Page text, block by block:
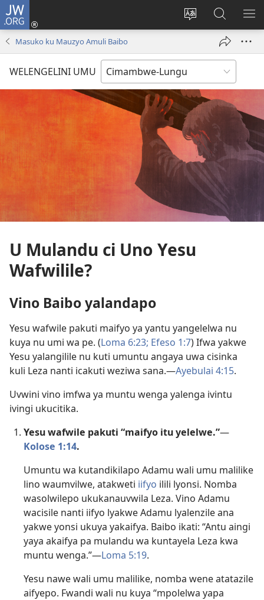
JW.ORG
Soololini
Ingilini
(opens
Londini
Ivyeo
pa
JW.ORG
Masuko ku Mauzyo Amuli Baibo
WELENGELINI UMU
U Mulandu ci Uno Yesu
Wafwilile?
Vino Baibo yalandapo
Yesu wafwile pakuti maifyo ya yantu yangelelwa nu
kuya nu umi wa pe. (Loma 6:23; Efeso 1:7) Ifwa yakwe
Yesu yalangilile nu kuti umuntu angaya uwa cisinka
kuli Leza nanti icakuti weziwa sana.—Ayebulai 4:15.
Uvwini vino imfwa ya muntu wenga yalenga ivintu
ivingi ukucitika.
Yesu wafwile pakuti “maifyo itu yelelwe.”—
Kolose 1:14.
Umuntu wa kutandikilapo Adamu wali umu malilike
lino waumvilwe, atakweti iifyo ilili lyonsi. Nomba
wasolwilepo ukukanauvwila Leza. Vino Adamu
wacisile nanti iifyo lyakwe Adamu lyalenzile ana
yakwe yonsi ukuya yakaifya. Baibo ikati: “Antu aingi
yaya akaifya pa mulandu wa kuntayela Leza kwa
muntu wenga.”—Loma 5:19.
Yesu nawe wali umu malilike, nomba wene atatazile
aifyepo. Fwandi wali nu kuya “mpolelwa yapa